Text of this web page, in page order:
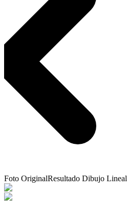
Foto OriginalResultado Dibujo Lineal